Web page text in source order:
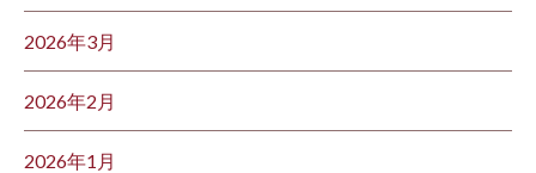
2026年3月
2026年2月
2026年1月